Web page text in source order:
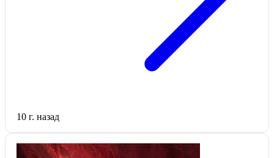
10 г. назад